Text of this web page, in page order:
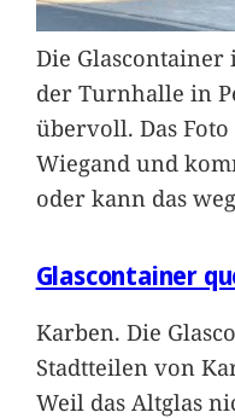
Die
der Turnhalle in
übervoll. Das
Wiegand und
oder kann das
Glascontainer
Karben. Die
Stadtteilen von
Weil das Altglas